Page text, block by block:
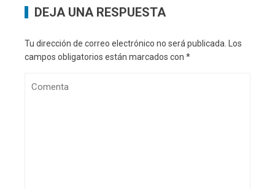
DEJA UNA RESPUESTA
Tu dirección de correo electrónico no será publicada. Los
campos obligatorios están marcados con *